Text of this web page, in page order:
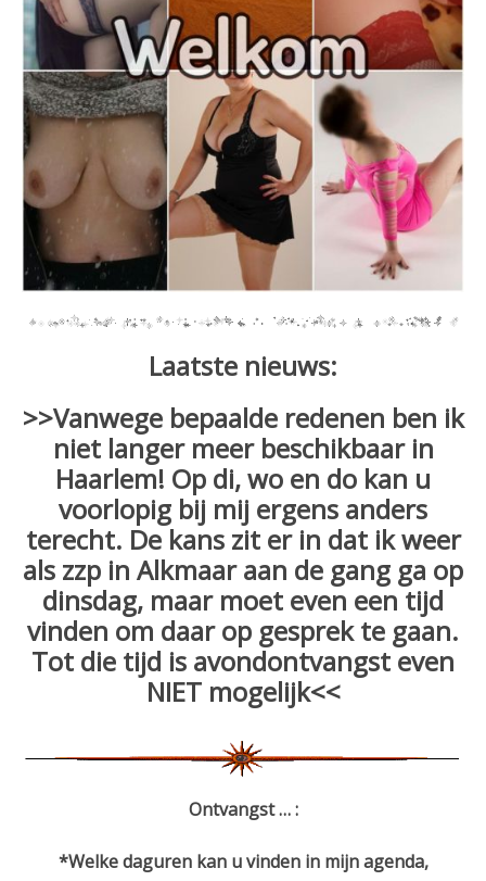
Laatste nieuws:
>>Vanwege bepaalde redenen ben ik
niet langer meer beschikbaar in
Haarlem! Op di, wo en do kan u
voorlopig bij mij ergens anders
terecht. De kans zit er in dat ik weer
als zzp in Alkmaar aan de gang ga op
dinsdag, maar moet even een tijd
vinden om daar op gesprek te gaan.
Tot die tijd is avondontvangst even
NIET mogelijk<<
Ontvangst … :
*Welke daguren kan u vinden in mijn agenda,